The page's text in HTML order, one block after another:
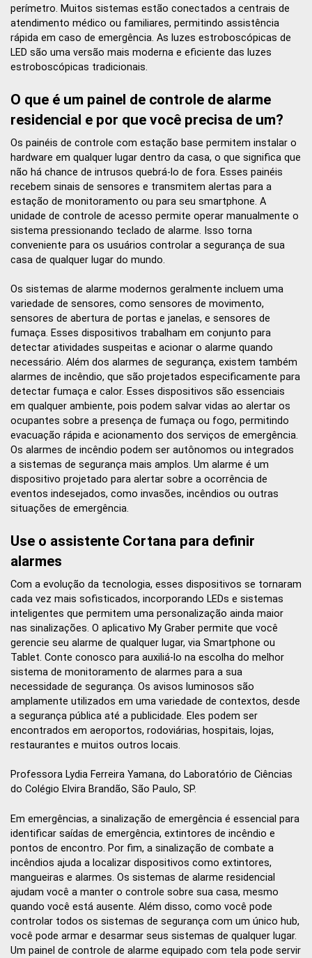
perímetro. Muitos sistemas estão conectados a centrais de
atendimento médico ou familiares, permitindo assistência
rápida em caso de emergência. As luzes estroboscópicas de
LED são uma versão mais moderna e eficiente das luzes
estroboscópicas tradicionais.
O que é um painel de controle de alarme
residencial e por que você precisa de um?
Os painéis de controle com estação base permitem instalar o
hardware em qualquer lugar dentro da casa, o que significa que
não há chance de intrusos quebrá-lo de fora. Esses painéis
recebem sinais de sensores e transmitem alertas para a
estação de monitoramento ou para seu smartphone. A
unidade de controle de acesso permite operar manualmente o
sistema pressionando teclado de alarme. Isso torna
conveniente para os usuários controlar a segurança de sua
casa de qualquer lugar do mundo.
Os sistemas de alarme modernos geralmente incluem uma
variedade de sensores, como sensores de movimento,
sensores de abertura de portas e janelas, e sensores de
fumaça. Esses dispositivos trabalham em conjunto para
detectar atividades suspeitas e acionar o alarme quando
necessário. Além dos alarmes de segurança, existem também
alarmes de incêndio, que são projetados especificamente para
detectar fumaça e calor. Esses dispositivos são essenciais
em qualquer ambiente, pois podem salvar vidas ao alertar os
ocupantes sobre a presença de fumaça ou fogo, permitindo
evacuação rápida e acionamento dos serviços de emergência.
Os alarmes de incêndio podem ser autônomos ou integrados
a sistemas de segurança mais amplos. Um alarme é um
dispositivo projetado para alertar sobre a ocorrência de
eventos indesejados, como invasões, incêndios ou outras
situações de emergência.
Use o assistente Cortana para definir
alarmes
Com a evolução da tecnologia, esses dispositivos se tornaram
cada vez mais sofisticados, incorporando LEDs e sistemas
inteligentes que permitem uma personalização ainda maior
nas sinalizações. O aplicativo My Graber permite que você
gerencie seu alarme de qualquer lugar, via Smartphone ou
Tablet. Conte conosco para auxiliá-lo na escolha do melhor
sistema de monitoramento de alarmes para a sua
necessidade de segurança. Os avisos luminosos são
amplamente utilizados em uma variedade de contextos, desde
a segurança pública até a publicidade. Eles podem ser
encontrados em aeroportos, rodoviárias, hospitais, lojas,
restaurantes e muitos outros locais.
Professora Lydia Ferreira Yamana, do Laboratório de Ciências
do Colégio Elvira Brandão, São Paulo, SP.
Em emergências, a sinalização de emergência é essencial para
identificar saídas de emergência, extintores de incêndio e
pontos de encontro. Por fim, a sinalização de combate a
incêndios ajuda a localizar dispositivos como extintores,
mangueiras e alarmes. Os sistemas de alarme residencial
ajudam você a manter o controle sobre sua casa, mesmo
quando você está ausente. Além disso, como você pode
controlar todos os sistemas de segurança com um único hub,
você pode armar e desarmar seus sistemas de qualquer lugar.
Um painel de controle de alarme equipado com tela pode servir